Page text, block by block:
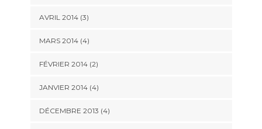
AVRIL 2014(3)
MARS 2014(4)
FÉVRIER 2014(2)
JANVIER 2014(4)
DÉCEMBRE 2013 (4)